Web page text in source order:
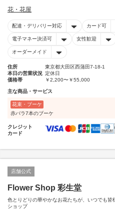
花・花屋
配達・デリバリー対応 カード可
電子マネー決済可 女性歓迎
オーダーメイド
住所
東京都大田区西蒲田7-18-1
本日の営業状況 定休日
価格帯
￥2,200〜￥55,000
主な商品・サービス
花束・ブーケ
赤バラ7本のブーケ
クレジット
カード
店舗公式
Flower Shop 彩生堂
色とりどりの華やかなお花たちが、いつでも
ショップ